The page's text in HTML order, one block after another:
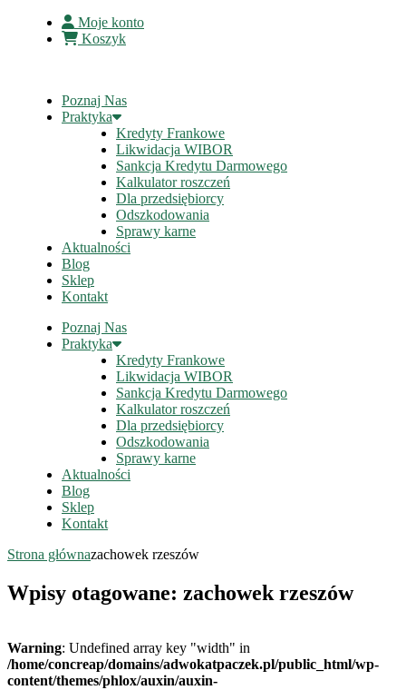
Moje konto
Koszyk
Poznaj Nas
Praktyka
Kredyty Frankowe
Likwidacja WIBOR
Sankcja Kredytu Darmowego
Kalkulator roszczeń
Dla przedsiębiorcy
Odszkodowania
Sprawy karne
Aktualności
Blog
Sklep
Kontakt
Poznaj Nas
Praktyka
Kredyty Frankowe
Likwidacja WIBOR
Sankcja Kredytu Darmowego
Kalkulator roszczeń
Dla przedsiębiorcy
Odszkodowania
Sprawy karne
Aktualności
Blog
Sklep
Kontakt
Strona głównazachowek rzeszów
Wpisy otagowane: zachowek rzeszów
Warning: Undefined array key "width" in
/home/concreap/domains/adwokatpaczek.pl/public_html/wp-
content/themes/phlox/auxin/auxin-